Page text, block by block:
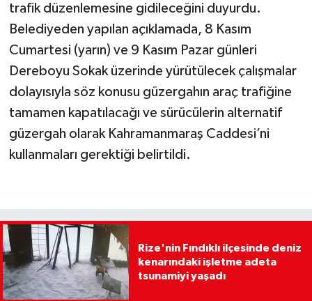
trafik düzenlemesine gidileceğini duyurdu.
Belediyeden yapılan açıklamada, 8 Kasım
Cumartesi (yarın) ve 9 Kasım Pazar günleri
Dereboyu Sokak üzerinde yürütülecek çalışmalar
dolayısıyla söz konusu güzergahın araç trafiğine
tamamen kapatılacağı ve sürücülerin alternatif
güzergah olarak Kahramanmaraş Caddesi’ni
kullanmaları gerektiği belirtildi.
Rize'nin Fındıklı ilçesinde deniz
kenarındaki işletme adeta
tsunamiyi yaşadı